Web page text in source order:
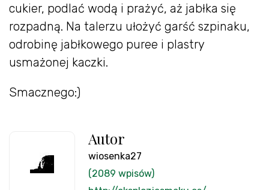
cukier, podlać wodą i prażyć, aż jabłka się
rozpadną. Na talerzu ułożyć garść szpinaku,
odrobinę jabłkowego puree i plastry
usmażonej kaczki.
Smacznego:)
Autor
wiosenka27
(2089 wpisów)